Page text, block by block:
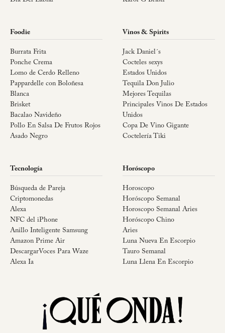
Foodie
Burrata Frita
Ponche Crema
Lomo de Cerdo Relleno
Pappardelle con Boloñesa
Blanca
Brisket
Bacalao Navideño
Pollo En Salsa De Frutos Rojos
Asado Negro
Vinos & Spirits
Jack Daniel´s
Cocteles sexys
Estados Unidos
Tequila Don Julio
Mejores Tequilas
Principales Vinos De Estados
Unidos
Copa De Vino Gigante
Coctelería Tiki
Tecnología
Búsqueda de Pareja
Criptomonedas
Alexa
NFC del iPhone
Anillo Inteligente Samsung
Amazon Prime Air
DescargarVoces Para Waze
Alexa Ia
Horóscopo
Horoscopo
Horóscopo Semanal
Horoscopo Semanal Aries
Horóscopo Chino
Aries
Luna Nueva En Escorpio
Tauro Semanal
Luna Llena En Escorpio